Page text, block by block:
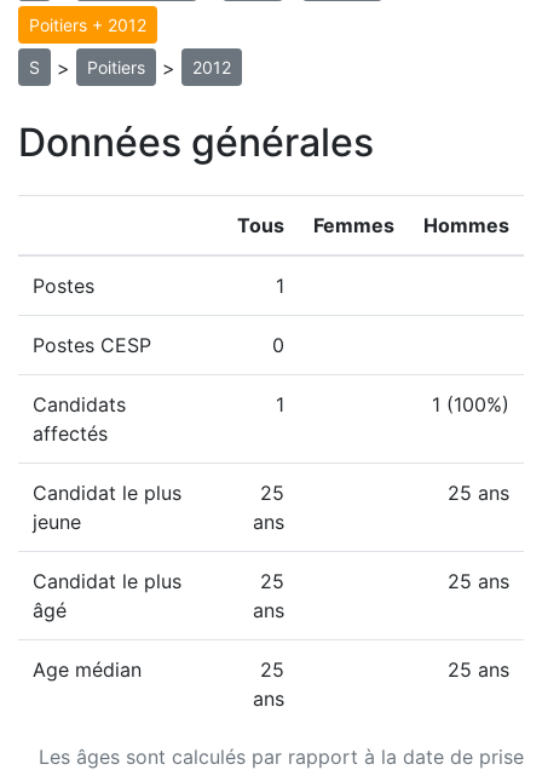
Poitiers + 2012
S > Poitiers > 2012
Données générales
Les âges sont calculés par rapport à la date de prise
Tous Femmes Hommes
Postes 1
Postes CESP 0
Candidats
affectés
1 1 (100%)
Candidat le plus
jeune
25
ans
25 ans
Candidat le plus
âgé
25
ans
25 ans
Age médian
25
ans
25 ans